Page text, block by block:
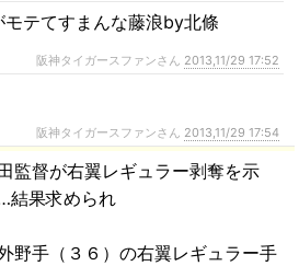
モテてすまんな藤浪by北條
阪神タイガースファンさん 2013,11/29 17:52
阪神タイガースファンさん 2013,11/29 17:54
監督が右翼レギュラー剥奪を示
果求められ
野手（３６）の右翼レギュラー手